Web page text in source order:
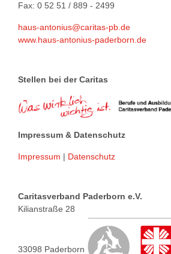
Fax: 0 52 51 / 889 - 2499
haus-antonius@caritas-pb.de
www.haus-antonius-paderborn.de
Stellen bei der Caritas
Impressum & Datenschutz
Impressum | Datenschutz
Caritasverband Paderborn e.V.
Kilianstraße 28
33098 Paderborn